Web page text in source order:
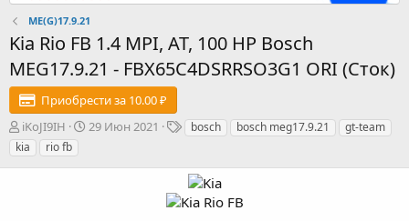
ME(G)17.9.21
Kia Rio FB 1.4 MPI, AT, 100 HP Bosch
MEG17.9.21 - FBX65C4DSRRSO3G1 ORI (Сток)
Приобрести за 10.00 ₽
А
в
т
iKoJI9IH
Д
29 Июн 2021
Т
и
bosch bosch meg17.9.21
gt-team
kia
rio fb